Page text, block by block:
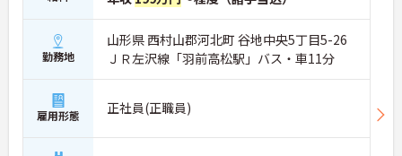
勤務地
山形県 西村山郡河北町 谷地中央5丁目5-26
ＪＲ左沢線「羽前高松駅」バス・車11分
雇用形態 正社員(正職員)